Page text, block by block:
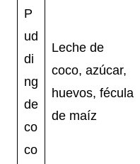
P
ud
di
ng
de
co
co
Leche de
coco, azúcar,
huevos, fécula
de maíz